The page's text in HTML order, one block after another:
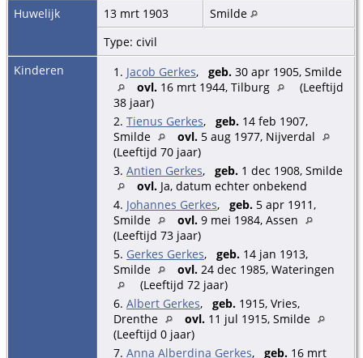
Huwelijk
13 mrt 1903
Smilde
Type: civil
Kinderen
1. Jacob Gerkes, geb. 30 apr 1905, Smilde
ovl. 16 mrt 1944, Tilburg
(Leeftijd
38 jaar)
2. Tienus Gerkes, geb. 14 feb 1907,
Smilde
ovl. 5 aug 1977, Nijverdal
(Leeftijd 70 jaar)
3. Antien Gerkes, geb. 1 dec 1908, Smilde
ovl. Ja, datum echter onbekend
4. Johannes Gerkes, geb. 5 apr 1911,
Smilde
ovl. 9 mei 1984, Assen
(Leeftijd 73 jaar)
5. Gerkes Gerkes, geb. 14 jan 1913,
Smilde
ovl. 24 dec 1985, Wateringen
(Leeftijd 72 jaar)
6. Albert Gerkes, geb. 1915, Vries,
Drenthe
ovl. 11 jul 1915, Smilde
(Leeftijd 0 jaar)
7. Anna Alberdina Gerkes, geb. 16 mrt